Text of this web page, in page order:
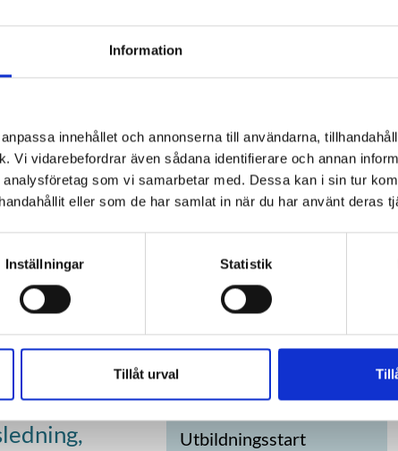
Information
innehållet och annonserna till användarna,
Vi vidarebefordrar även sådana identifierare och annan
som vi samarbetar med. Dessa kan i sin tur
eller som de har samlat in när du har använt deras
Inställningar Statistik
Tillåt urval
och öka dina
samt möjliggöra
vår utbildning
vård- och
med
är
motsvarar
gå att
50%
Branscher
Sjukvård & socialt
arbete
Utbildningsstart